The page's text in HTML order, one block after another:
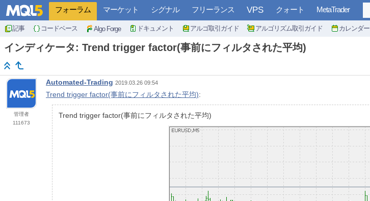
フォーラム マーケット シグナル フリーランス VPS クォート MetaTrader
記事 コードベース Algo Forge ドキュメント アルゴ取引ガイド アルゴリズム取引ガイド カレンダー
インディケータ: Trend trigger factor(事前にフィルタされた平均)
管理者
111673
Automated-Trading 2019.03.26 09:54
Trend trigger factor(事前にフィルタされた平均):
Trend trigger factor(事前にフィルタされた平均)